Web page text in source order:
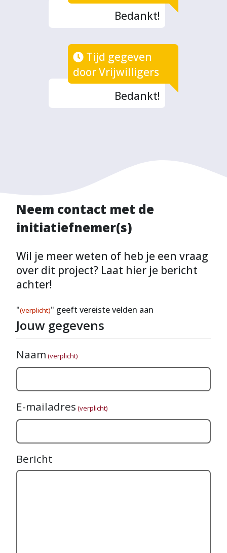
Bedankt!
Tijd gegeven
door Vrijwilligers
Bedankt!
Neem contact met de
initiatiefnemer(s)
Wil je meer weten of heb je een vraag
over dit project? Laat hier je bericht
achter!
"(verplicht)" geeft vereiste velden aan
Jouw gegevens
Naam (verplicht)
E-mailadres (verplicht)
Bericht